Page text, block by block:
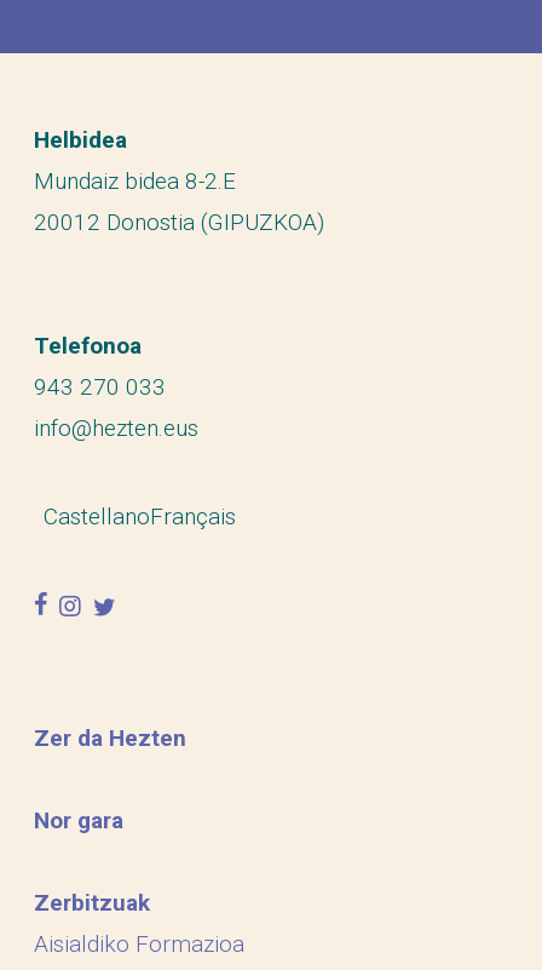
Helbidea
Mundaiz bidea 8-2.E
20012 Donostia (GIPUZKOA)
Telefonoa
943 270 033
info@hezten.eus
CastellanoFrançais
facebook
instagram
twitter
Zer da Hezten
Nor gara
Zerbitzuak
Aisialdiko Formazioa